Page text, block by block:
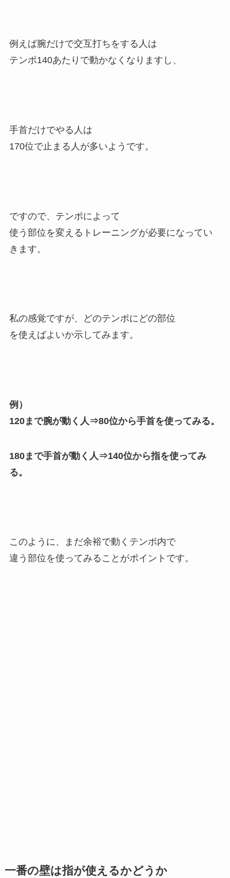
例えば腕だけで交互打ちをする人は
テンポ140あたりで動かなくなりますし、
手首だけでやる人は
170位で止まる人が多いようです。
ですので、テンポによって
使う部位を変えるトレーニングが必要になってい
きます。
私の感覚ですが、どのテンポにどの部位
を使えばよいか示してみます。
例）
120まで腕が動く人⇒80位から手首を使ってみる。
180まで手首が動く人⇒140位から指を使ってみ
る。
このように、まだ余裕で動くテンポ内で
違う部位を使ってみることがポイントです。
一番の壁は指が使えるかどうか